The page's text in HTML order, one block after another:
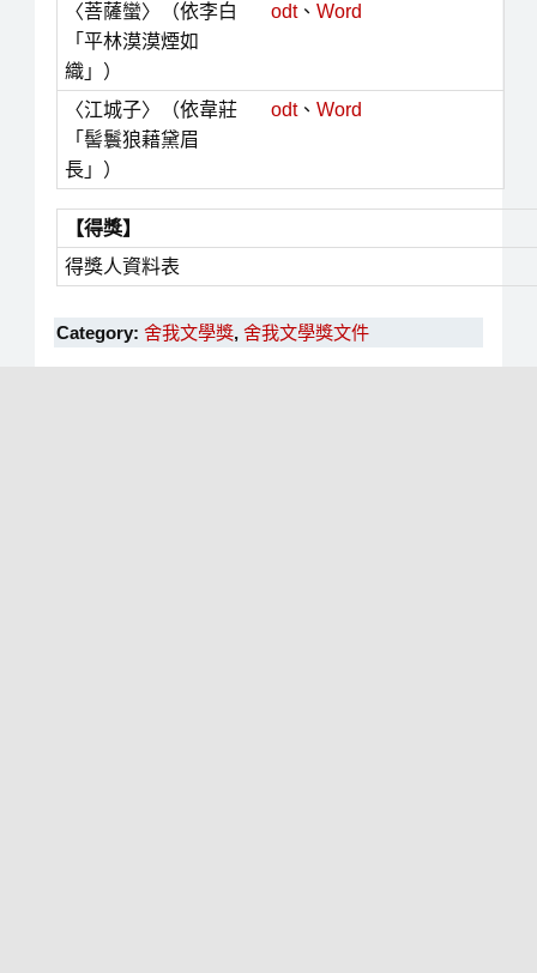
〈菩薩蠻〉（依李白
「平林漠漠煙如
織」）
odt、 Word
〈江城子〉（依韋莊
「髻鬟狼藉黛眉
長」）
odt、 Word
【得獎】
得獎人資料表
Category: 舍我文學獎, 舍我文學獎文件